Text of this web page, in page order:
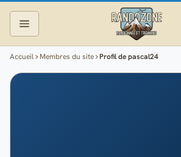
Topos
Accueil Membres du site Profil de pascal24